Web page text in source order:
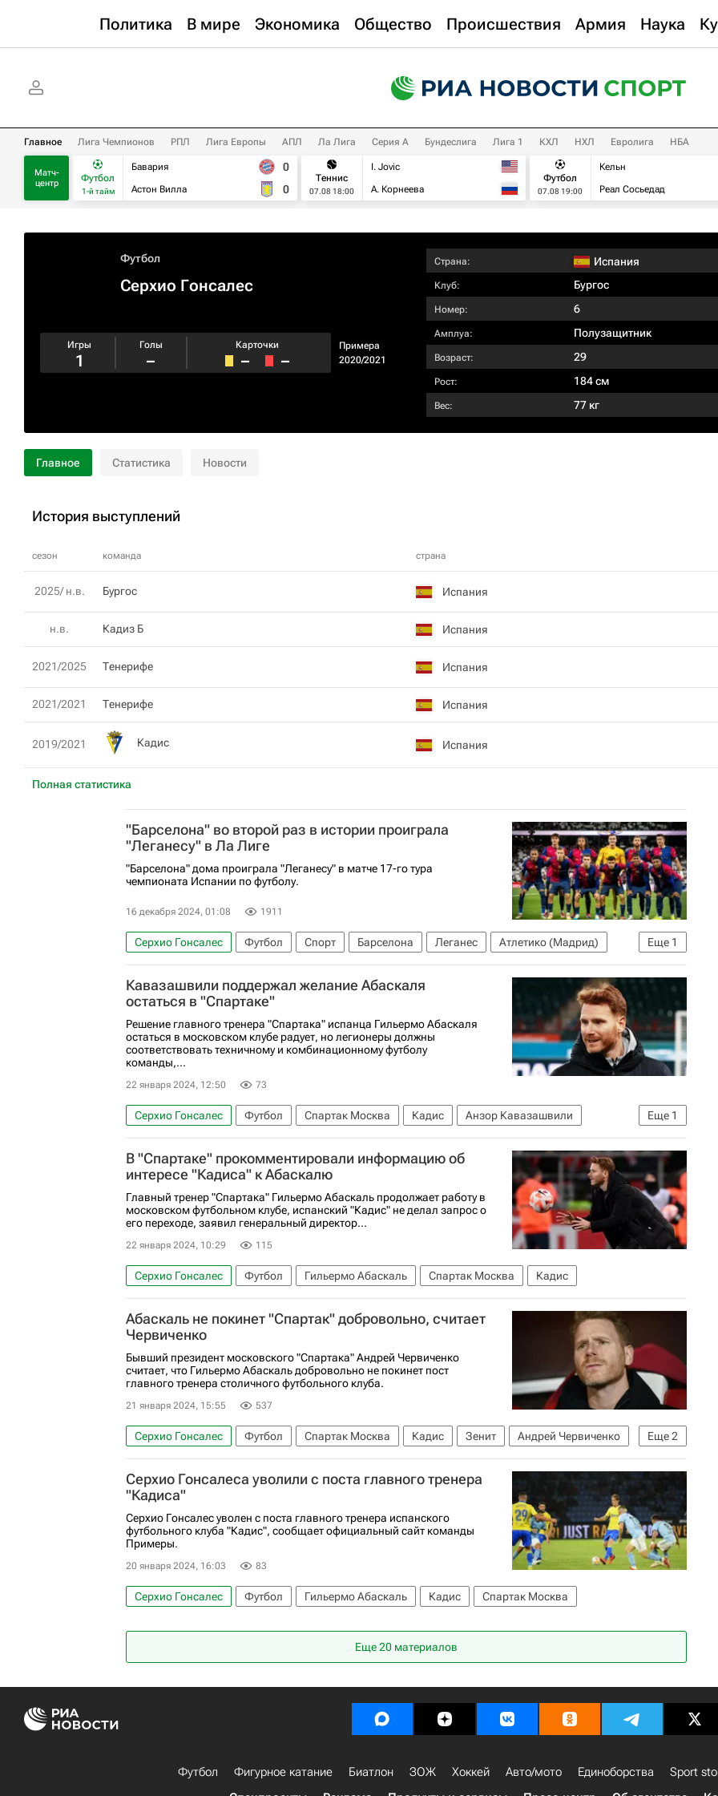
Политика В мире Экономика Общество Происшествия Армия Наука
Главное Лига Чемпионов РПЛ Лига Европы АПЛ Ла Лига Серия А Бундеслига Лига 1 КХЛ НХЛ Евролига НБА
Матч-
центр
Футбол
1-й тайм
Бавария
Астон Вилла
0
0
Теннис
07.08 18:00
I. Jovic
А. Корнеева
Футбол
07.08 19:00
Кельн
Реал Сосьедад
Футбол
Серхио Гонсалес
Примера
2020/2021
Игры
1
Голы
–
Карточки
– –
Страна: Испания
Клуб: Бургос
Номер: 6
Амплуа: Полузащитник
Возраст: 29
Рост: 184 см
Вес: 77 кг
Главное Статистика Новости
История выступлений
сезон команда страна
Полная статистика
2025/ н.в. Бургос Испания
н.в. Кадиз Б Испания
2021/2025 Тенерифе Испания
2021/2021 Тенерифе Испания
2019/2021 Кадис Испания
"Барселона" во второй раз в истории проиграла
"Леганесу" в Ла Лиге
"Барселона" дома проиграла "Леганесу" в матче 17-го тура
чемпионата Испании по футболу.
16 декабря 2024, 01:08 1911
Еще 1
Серхио Гонсалес Футбол Спорт Барселона Леганес
Атлетико (Мадрид)
Чемпионат Испании по футболу
Кавазашвили поддержал желание Абаскаля
остаться в "Спартаке"
Решение главного тренера "Спартака" испанца Гильермо Абаскаля
остаться в московском клубе радует, но легионеры должны
соответствовать техничному и комбинационному футболу
команды,...
22 января 2024, 12:50 73
Еще 1
Серхио Гонсалес Футбол Спартак Москва Кадис
Анзор Кавазашвили
Гильермо Абаскаль
В "Спартаке" прокомментировали информацию об
интересе "Кадиса" к Абаскалю
Главный тренер "Спартака" Гильермо Абаскаль продолжает работу в
московском футбольном клубе, испанский "Кадис" не делал запрос о
его переходе, заявил генеральный директор...
22 января 2024, 10:29 115
Серхио Гонсалес Футбол Гильермо Абаскаль Спартак Москва Кадис
Абаскаль не покинет "Спартак" добровольно, считает
Червиченко
Бывший президент московского "Спартака" Андрей Червиченко
считает, что Гильермо Абаскаль добровольно не покинет пост
главного тренера столичного футбольного клуба.
21 января 2024, 15:55 537
Еще2
Серхио Гонсалес Футбол Спартак Москва Кадис Зенит
Андрей Червиченко
Гильермо Абаскаль
Футбольные трансферы и слухи
Серхио Гонсалеса уволили с поста главного тренера
"Кадиса"
Серхио Гонсалес уволен с поста главного тренера испанского
футбольного клуба "Кадис", сообщает официальный сайт команды
Примеры.
20 января 2024, 16:03 83
Серхио Гонсалес Футбол Гильермо Абаскаль Кадис Спартак Москва
Еще 20 материалов
Футбол Фигурное катание Биатлон ЗОЖ Хоккей Авто/мото Единоборства Sport